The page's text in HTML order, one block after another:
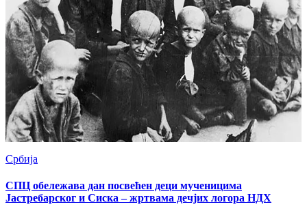
Србија
СПЦ обележава дан посвећен деци мученицима
Јастребарског и Сиска – жртвама дечјих логора НДХ